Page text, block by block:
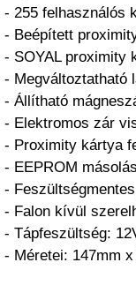
- 255 felhasználós
- Beépített
- SOYAL proximity
- Megváltoztatható
- Állítható
- Elektromos zár
- Proximity kártya
- EEPROM
-
- Falon kívül
- Tápfeszültség:
- Méretei: 147mm